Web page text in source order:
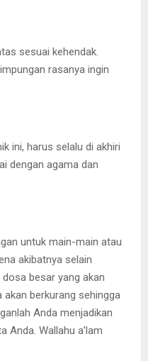
sesuai kehendak.
rasanya ingin
ini, harus selalu di akhiri
dengan agama dan
untuk main-main atau
akibatnya selain
besar yang akan
berkurang sehingga
Anda menjadikan
Anda. Wallahu a’lam